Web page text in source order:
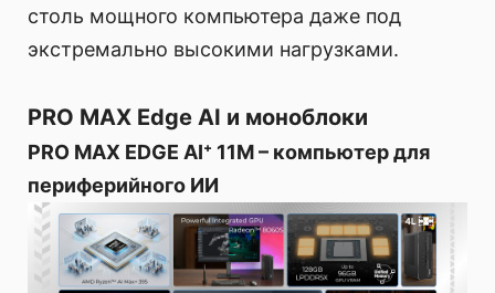
столь мощного компьютера даже под
экстремально высокими нагрузками.
PRO MAX Edge AI и моноблоки
PRO MAX EDGE AI⁺ 11M – компьютер для
периферийного ИИ